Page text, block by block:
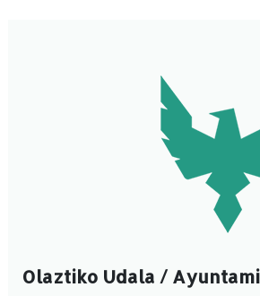
Olaztiko Udala /